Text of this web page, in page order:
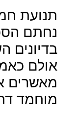
תנועת
נחתם
בדיונים
אולם
מאשרים
מוחמד